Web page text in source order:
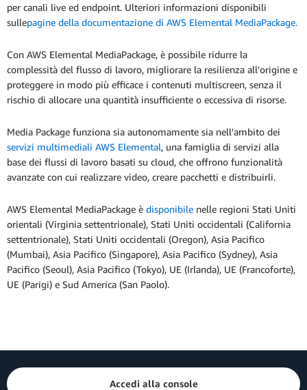
per canali live ed endpoint. Ulteriori informazioni disponibili
sullepagine della documentazione di AWS Elemental MediaPackage.
Con AWS Elemental MediaPackage, è possibile ridurre la
complessità del flusso di lavoro, migliorare la resilienza all'origine e
proteggere in modo più efficace i contenuti multiscreen, senza il
rischio di allocare una quantità insufficiente o eccessiva di risorse.
Media Package funziona sia autonomamente sia nell'ambito dei
servizi multimediali AWS Elemental, una famiglia di servizi alla
base dei flussi di lavoro basati su cloud, che offrono funzionalità
avanzate con cui realizzare video, creare pacchetti e distribuirli.
AWS Elemental MediaPackage è disponibile nelle regioni Stati Uniti
orientali (Virginia settentrionale), Stati Uniti occidentali (California
settentrionale), Stati Uniti occidentali (Oregon), Asia Pacifico
(Mumbai), Asia Pacifico (Singapore), Asia Pacifico (Sydney), Asia
Pacifico (Seoul), Asia Pacifico (Tokyo), UE (Irlanda), UE (Francoforte),
UE (Parigi) e Sud America (San Paolo).
Accedi alla console